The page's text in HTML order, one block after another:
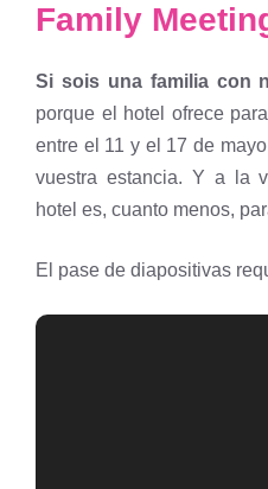
Family
Si sois una familia con
porque el hotel ofrece
entre el 11 y el 17 de mayo
vuestra estancia. Y a la
hotel es, cuanto menos,
El pase de diapositivas